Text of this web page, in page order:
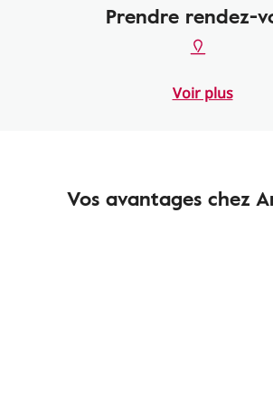
Prendre rendez-
Voir plus
Vos avantages chez